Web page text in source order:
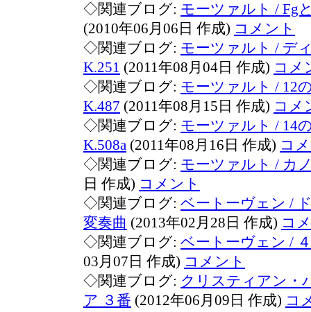
◇関連ブログ: モーツァルト / Fg
(2010年06月06日 作成) コメント
◇関連ブログ: モーツァルト / デ
K.251 (2011年08月04日 作成) コメ
◇関連ブログ: モーツァルト / 12
K.487 (2011年08月15日 作成) コメ
◇関連ブログ: モーツァルト / 14
K.508a (2011年08月16日 作成) コ
◇関連ブログ: モーツァルト / カ
日 作成) コメント
◇関連ブログ: ベートーヴェン /
変奏曲 (2013年02月28日 作成) コ
◇関連ブログ: ベートーヴェン /
03月07日 作成) コメント
◇関連ブログ: クリスティアン・
ア ３番 (2012年06月09日 作成) コ